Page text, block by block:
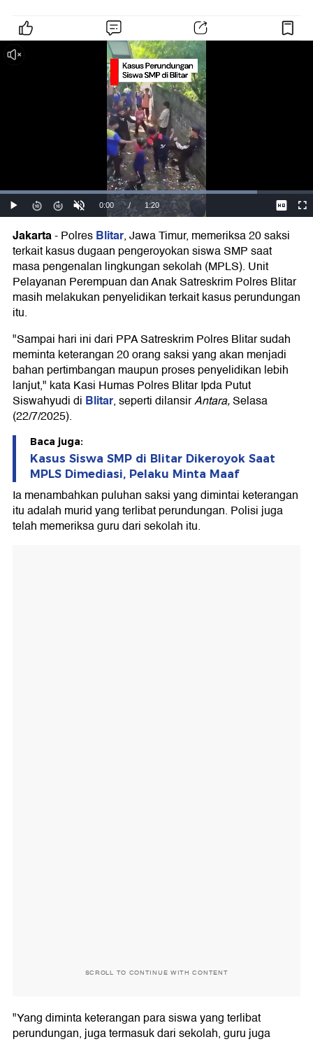
Jakarta-PolresBlitar, Jawa Timur, memeriksa 20 saksi
terkait kasus dugaan pengeroyokan siswa SMP saat
masa pengenalan lingkungan sekolah (MPLS). Unit
Pelayanan Perempuan dan Anak Satreskrim Polres Blitar
masih melakukan penyelidikan terkait kasus perundungan
itu.
"Sampai hari ini dari PPA Satreskrim Polres Blitar sudah
meminta keterangan 20 orang saksi yang akan menjadi
bahan pertimbangan maupun proses penyelidikan lebih
lanjut," kata Kasi Humas Polres Blitar Ipda Putut
Siswahyudi di Blitar, seperti dilansirAntara,Selasa
(22/7/2025).
Baca juga:
Kasus Siswa SMP di Blitar Dikeroyok Saat
MPLS Dimediasi, Pelaku Minta Maaf
Ia menambahkan puluhan saksi yang dimintai keterangan
itu adalah murid yang terlibat perundungan. Polisi juga
telah memeriksa guru dari sekolah itu.
SCROLL TO CONTINUE WITH CONTENT
"Yang diminta keterangan para siswa yang terlibat
perundungan, juga termasuk dari sekolah, guru juga